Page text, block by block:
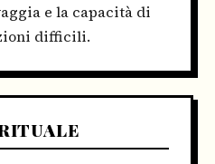
e la capacità di
difficili.